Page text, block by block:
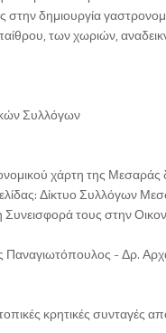
στην δημιουργία
των χωριών,
Συλλόγων
χάρτη της Μεσαράς
Δίκτυο Συλλόγων
η Συνεισφορά τους στην
Παναγιωτόπουλος - Δρ.
κρητικές συνταγές